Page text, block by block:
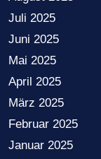
Juli 2025
Juni 2025
Mai 2025
April 2025
März 2025
Februar 2025
Januar 2025